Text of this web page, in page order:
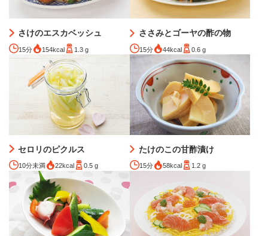
さけのエスカベッシュ
15分 154kcal 1.3 g
ささみとゴーヤの酢の物
15分 44kcal 0.6 g
セロリのピクルス
10分未満 22kcal 0.5 g
たけのこの甘酢漬け
15分 58kcal 1.2 g